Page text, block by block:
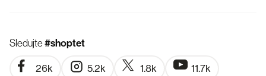
Sledujte#shoptet
26k 5.2k 1.8k 11.7k